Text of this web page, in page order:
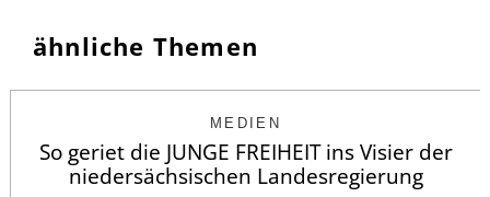
ähnliche Themen
MEDIEN
So geriet die JUNGE FREIHEIT ins Visier der
niedersächsischen Landesregierung